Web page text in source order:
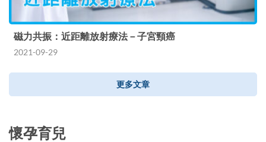
磁力共振：近距離放射療法－子宮頸癌
2021-09-29
更多文章
懷孕育兒